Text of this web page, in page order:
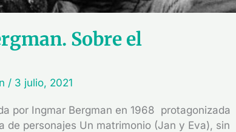
Sobre el
/ 3 julio, 2021
por Ingmar Bergman en 1968 protagonizada
personajes Un matrimonio (Jan y Eva), sin